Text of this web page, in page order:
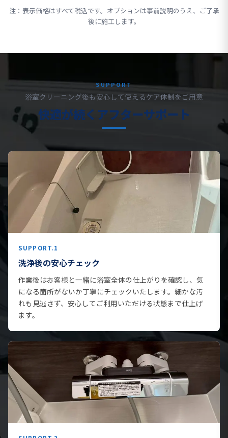
注：表示価格はすべて税込です。オプションは事前説明のうえ、ご了承
後に施工します。
SUPPORT
浴室クリーニング後も安心して使えるケア体制をご用意
快適が続くアフターサポート
SUPPORT.1
洗浄後の安心チェック
作業後はお客様と一緒に浴室全体の仕上がりを確認し、気
になる箇所がないか丁寧にチェックいたします。細かな汚
れも見逃さず、安心してご利用いただける状態まで仕上げ
ます。